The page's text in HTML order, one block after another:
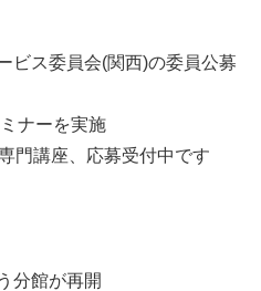
ビス委員会(関西)の委員公募
ナーを実施
門講座、応募受付中です
分館が再開